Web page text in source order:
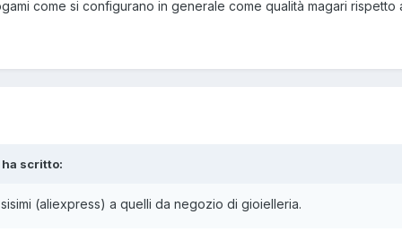
come si configurano in generale come qualità magari rispetto
ha scritto:
(aliexpress) a quelli da negozio di gioielleria.